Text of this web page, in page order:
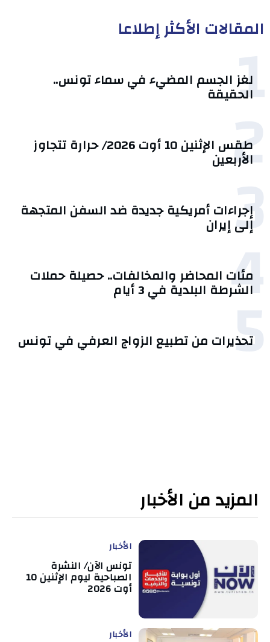
المقالات الأكثر إطلاعا
1
لغز الجسم المضيء في سماء تونس..
الحقيقة
2 طقس الإثنين 10 أوت 2026/ حرارة تتجاوز
الأربعين
3
إجراءات أمريكية جديدة ضد السفن المتجهة
إلى إيران
4
مئات المحاضر والمخالفات.. حصيلة حملات
الشرطة البلدية في 3 أيام
5
تحذيرات من تطبيع الزواج العرفي في تونس
المزيد من الأخبار
الأخبار
تونس الآن/ النشرة
الصباحية ليوم الإثنين 10
أوت 2026
الأخبار